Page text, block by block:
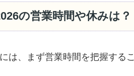
の営業時間や休みは？
は、まず営業時間を把握する